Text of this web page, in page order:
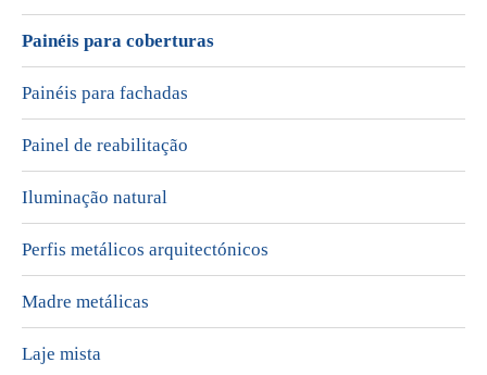
Painéis para coberturas
Painéis para fachadas
Painel de reabilitação
Iluminação natural
Perfis metálicos arquitectónicos
Madre metálicas
Laje mista